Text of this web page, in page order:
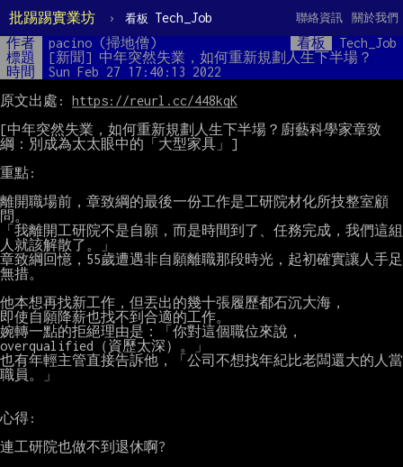
批踢踢實業坊 › 看板 Tech_Job 關於我們
聯絡資訊
作者 pacino (掃地僧) 看板
Tech_Job
標題
[新聞] 中年突然失業，如何重新規劃人生下半場？
時間
Sun Feb 27 17:40:13 2022
原文出處: https://reurl.cc/448kqK
[中年突然失業，如何重新規劃人生下半場？廚藝科學家章致
綱：別成為太太眼中的「大型家具」]
重點:
離開職場前，章致綱的最後一份工作是工研院材化所技整室顧
問。
「我離開工研院不是自願，而是時間到了、任務完成，我們這組
人就該解散了。」
章致綱回憶，55歲遭遇非自願離職那段時光，起初確實讓人手足
無措。
他本想再找新工作，但丟出的幾十張履歷都石沉大海，
即使自願降薪也找不到合適的工作。
婉轉一點的拒絕理由是：「你對這個職位來說，
overqualified（資歷太深）。」
也有年輕主管直接告訴他，「公司不想找年紀比老闆還大的人當
職員。」
心得:
連工研院也做不到退休啊?